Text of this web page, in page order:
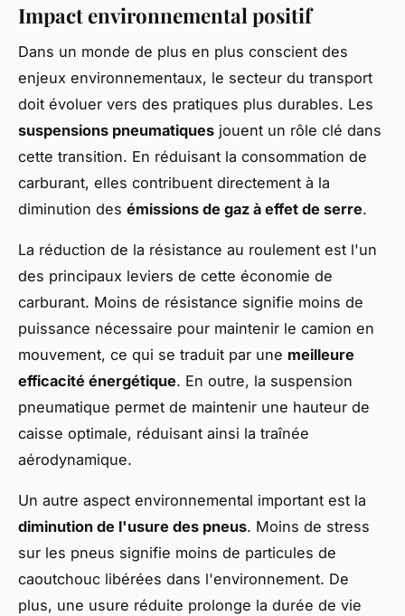
Impact environnemental positif
Dans un monde de plus en plus conscient des
enjeux environnementaux, le secteur du transport
doit évoluer vers des pratiques plus durables. Les
suspensions pneumatiques jouent un rôle clé dans
cette transition. En réduisant la consommation de
carburant, elles contribuent directement à la
diminution des émissions de gaz à effet de serre.
La réduction de la résistance au roulement est l'un
des principaux leviers de cette économie de
carburant. Moins de résistance signifie moins de
puissance nécessaire pour maintenir le camion en
mouvement, ce qui se traduit par une meilleure
efficacité énergétique. En outre, la suspension
pneumatique permet de maintenir une hauteur de
caisse optimale, réduisant ainsi la traînée
aérodynamique.
Un autre aspect environnemental important est la
diminution de l'usure des pneus. Moins de stress
sur les pneus signifie moins de particules de
caoutchouc libérées dans l'environnement. De
plus, une usure réduite prolonge la durée de vie